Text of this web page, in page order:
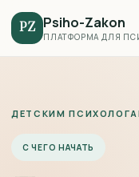
PZ Psiho-Zakon
ПЛАТФОРМА ДЛЯ
ДЕТСКИМ
С ЧЕГО НАЧАТЬ